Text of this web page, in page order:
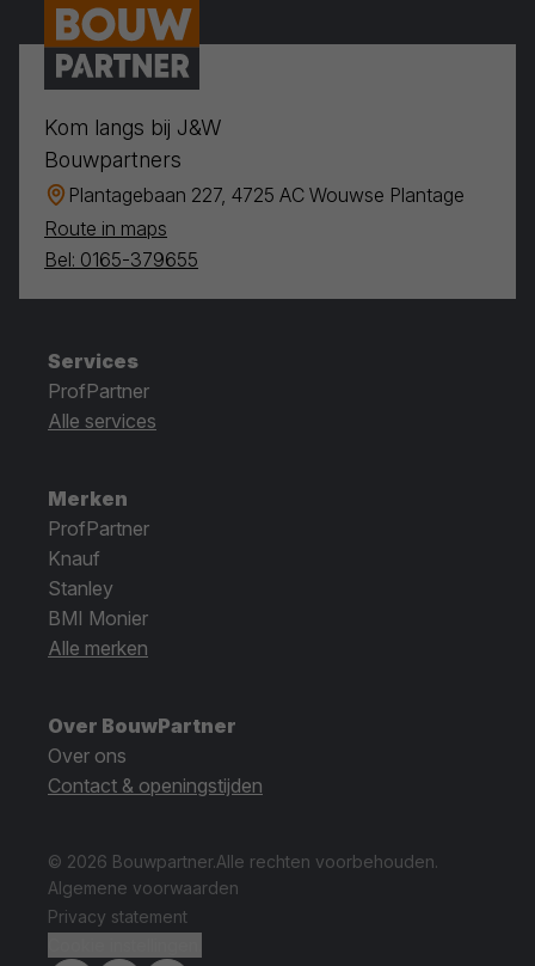
Kom langs bij J&W
Bouwpartners
Plantagebaan 227, 4725 AC Wouwse Plantage
Route in maps
Bel: 0165-379655
Services
ProfPartner
Alle services
Merken
ProfPartner
Knauf
Stanley
BMI Monier
Alle merken
Over BouwPartner
Over ons
Contact & openingstijden
© 2026 Bouwpartner.Alle rechten voorbehouden.
Algemene voorwaarden
Privacy statement